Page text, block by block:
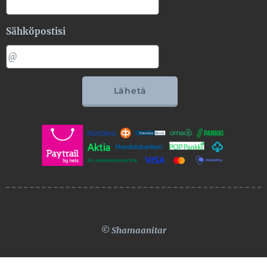
Sähköpostisi
Lähetä
© Shamaanitar